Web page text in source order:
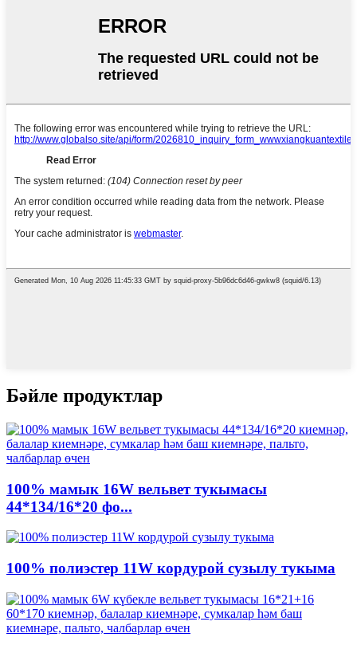
Бәйле продуктлар
100% мамык 16W вельвет тукымасы
44*134/16*20 фо...
100% полиэстер 11W кордурой сузылу тукыма